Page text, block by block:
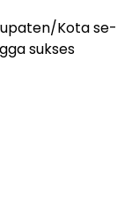
Kota se-
sukses